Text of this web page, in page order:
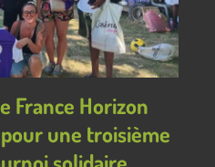
France Horizon
une troisième